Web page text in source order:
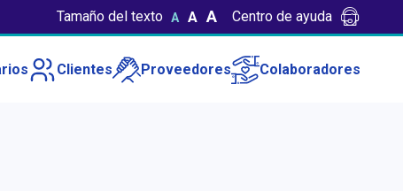
Tamaño del texto A A A Centro de ayuda
Clientes Proveedores Colaboradores